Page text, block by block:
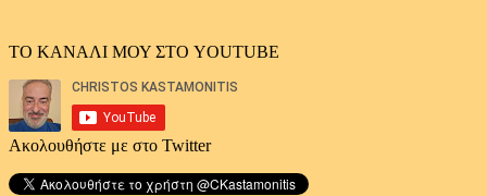
ΤΟ ΚΑΝΑΛΙ ΜΟΥ ΣΤΟ YOUTUBE
Ακολουθήστε με στο Twitter